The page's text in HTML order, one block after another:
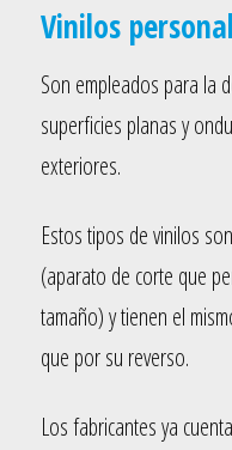
Vinilos
Son empleados para la
superficies planas y
exteriores.
Estos tipos de vinilos
(aparato de corte que
tamaño) y tienen el
que por su reverso.
Los fabricantes ya